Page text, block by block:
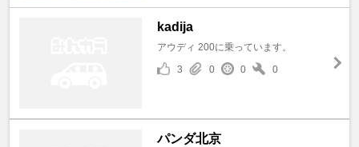
kadija
アウディ 200に乗っています。
3
0 0 0
パンダ北京